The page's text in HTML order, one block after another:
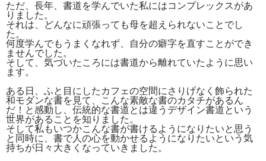
ただ、長年、書道を学んでいた私にはコンプレックスがあ
りました。
それは、どんなに頑張っても母を超えられないことでし
た。
何度学んでもうまくなれず、自分の癖字を直すことができ
ませんでした。
そして、気づいたころには書道から離れていたように思い
ます。
ある日、ふと目にしたカフェの空間にさりげなく飾られた
和モダンな書を見て、こんな素敵な書のカタチがあるん
だ！と感動し、伝統的な書道とは違うデザイン書道という
世界があることを知りました。
そして私もいつかこんな書が書けるようになりたいと思う
と同時に、書で人の心を動かせるようになりたいという気
持ちが日々大きくなっていきました。